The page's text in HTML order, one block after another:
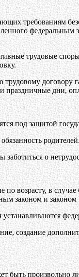
требованиям
федеральным
трудовые
договору
праздничные дни,
под защитой
родителей.
о
по возрасту, в
законом и законом
создание
быть произвольно